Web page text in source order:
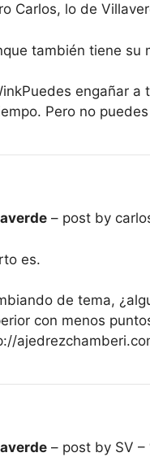
Carlos, lo de
también tiene su
Puedes engañar a
Pero no
– post by
es.
de tema,
con menos
– post by SV –